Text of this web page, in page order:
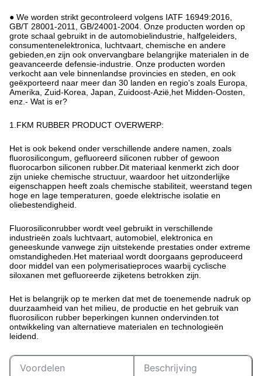
● We worden strikt gecontroleerd volgens IATF 16949:2016,
GB/T 28001-2011, GB/24001-2004. Onze producten worden op
grote schaal gebruikt in de automobielindustrie, halfgeleiders,
consumentenelektronica, luchtvaart, chemische en andere
gebieden,en zijn ook onvervangbare belangrijke materialen in de
geavanceerde defensie-industrie. Onze producten worden
verkocht aan vele binnenlandse provincies en steden, en ook
geëxporteerd naar meer dan 30 landen en regio's zoals Europa,
Amerika, Zuid-Korea, Japan, Zuidoost-Azië,het Midden-Oosten,
enz.- Wat is er?
1.FKM RUBBER PRODUCT OVERWERP:
Het is ook bekend onder verschillende andere namen, zoals
fluorosilicongum, gefluoreerd siliconen rubber of gewoon
fluorocarbon siliconen rubber.Dit materiaal kenmerkt zich door
zijn unieke chemische structuur, waardoor het uitzonderlijke
eigenschappen heeft zoals chemische stabiliteit, weerstand tegen
hoge en lage temperaturen, goede elektrische isolatie en
oliebestendigheid.
Fluorosiliconrubber wordt veel gebruikt in verschillende
industrieën zoals luchtvaart, automobiel, elektronica en
geneeskunde vanwege zijn uitstekende prestaties onder extreme
omstandigheden.Het materiaal wordt doorgaans geproduceerd
door middel van een polymerisatieproces waarbij cyclische
siloxanen met gefluoreerde zijketens betrokken zijn.
Het is belangrijk op te merken dat met de toenemende nadruk op
duurzaamheid van het milieu, de productie en het gebruik van
fluorosilicon rubber beperkingen kunnen ondervinden.tot
ontwikkeling van alternatieve materialen en technologieën
leidend.
Voordelen Beschrijving